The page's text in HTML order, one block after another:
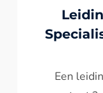
Wc
terug ?